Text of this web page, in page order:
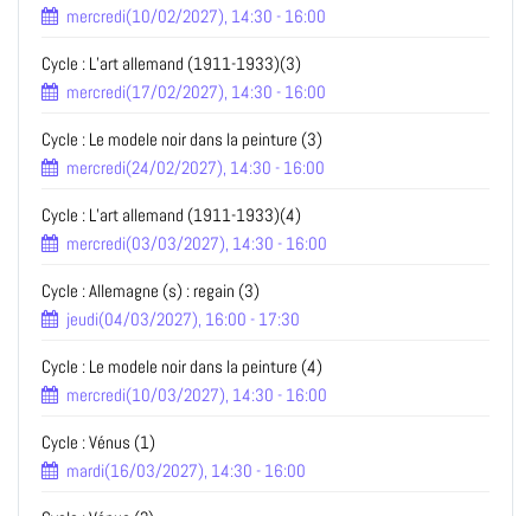
mercredi(10/02/2027), 14:30 - 16:00
Cycle : L’art allemand (1911-1933)(3)
mercredi(17/02/2027), 14:30 - 16:00
Cycle : Le modele noir dans la peinture (3)
mercredi(24/02/2027), 14:30 - 16:00
Cycle : L’art allemand (1911-1933)(4)
mercredi(03/03/2027), 14:30 - 16:00
Cycle : Allemagne (s) : regain (3)
jeudi(04/03/2027), 16:00 - 17:30
Cycle : Le modele noir dans la peinture (4)
mercredi(10/03/2027), 14:30 - 16:00
Cycle : Vénus (1)
mardi(16/03/2027), 14:30 - 16:00